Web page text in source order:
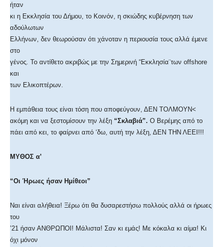
ήταν
κι η Εκκλησία του Δήμου, το Κοινόν, η σκιώδης κυβέρνηση των
αδούλωτων
Ελλήνων, δεν θεωρούσαν ότι χάνοταν η περιουσία τους αλλά έμενε
στο
γένος. Το αντίθετο ακριβώς με την Σημερινή “Εκκλησία¨των offshore
και
των Ελικοπτέρων.
Η εμπάθεια τους είναι τόση που αποφεύγουν, ΔΕΝ ΤΟΛΜΟΥΝ<
ακόμη και να ξεστομίσουν την λέξη “Σκλαβιά”. Ο Βερέμης από το
πάει από κει, το φαίρνει από ‘δω, αυτή την λέξη, ΔΕΝ ΤΗΝ ΛΕΕΙ!!!
ΜΥΘΟΣ α’
“Οι Ήρωες ήσαν Ημίθεοι”
Ναι είναι αλήθεια! Ξέρω ότι θα δυσαρεστήσω πολλούς αλλά οι ήρωες
του
’21 ήσαν ΑΝΘΡΩΠΟΙ! Μάλιστα! Σαν κι εμάς! Με κόκαλα κι αίμα! Κι
όχι μόνον